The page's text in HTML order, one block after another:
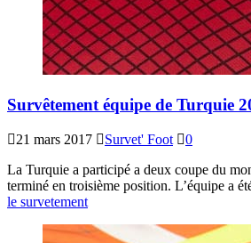
Survêtement équipe de Turquie
21 mars 2017 Survet' Foot
0
La Turquie a participé a deux coupe du
terminé en troisième position. L’équipe a
le survetement